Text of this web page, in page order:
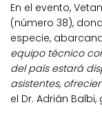
En el evento,
(número 38),
especie,
equipo técnico
del país estará
asistentes,
el Dr. Adrián